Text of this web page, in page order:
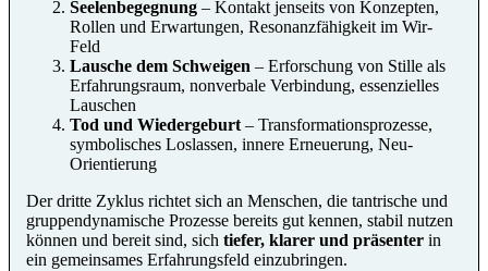
Seelenbegegnung – Kontakt jenseits von Konzepten,
Rollen und Erwartungen, Resonanzfähigkeit im Wir-
Feld
Lausche dem Schweigen – Erforschung von Stille als
Erfahrungsraum, nonverbale Verbindung, essenzielles
Lauschen
Tod und Wiedergeburt – Transformationsprozesse,
symbolisches Loslassen, innere Erneuerung, Neu-
Orientierung
Der dritte Zyklus richtet sich an Menschen, die tantrische und
gruppendynamische Prozesse bereits gut kennen, stabil nutzen
können und bereit sind, sich tiefer, klarer und präsenter in
ein gemeinsames Erfahrungsfeld einzubringen.